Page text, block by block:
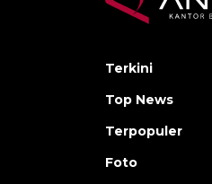
Terkini
Top News
Terpopuler
Foto